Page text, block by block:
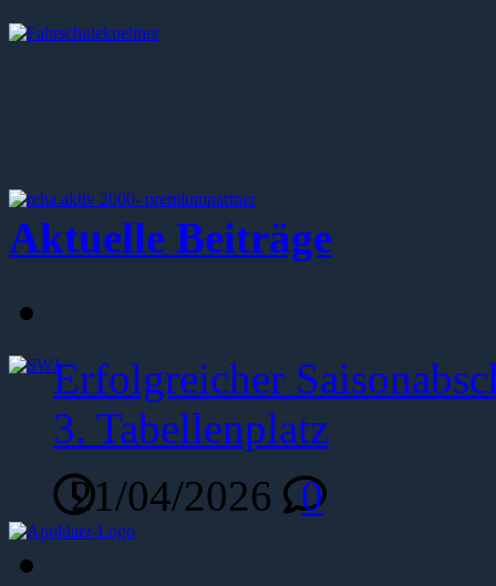
Aktuelle Beiträge
Erfolgreicher
3. Tabellenplatz
21/04/2026
0